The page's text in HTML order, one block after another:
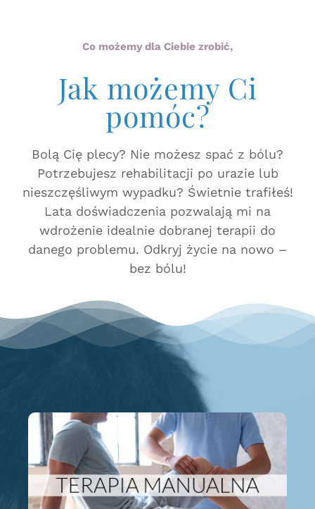
Co możemy dla Ciebie zrobić,
Jak możemy Ci
pomóc?
Bolą Cię plecy? Nie możesz spać z bólu?
Potrzebujesz rehabilitacji po urazie lub
nieszczęśliwym wypadku? Świetnie trafiłeś!
Lata doświadczenia pozwalają mi na
wdrożenie idealnie dobranej terapii do
danego problemu. Odkryj życie na nowo –
bez bólu!